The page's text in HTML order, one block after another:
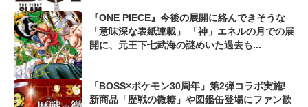
『ONE PIECE』今後の展開に絡んできそうな
「意味深な表紙連載」 「神」エネルの月での展
開に、元王下七武海の謎めいた過去も...
「BOSS×ポケモン30周年」第2弾コラボ実施!
新商品「歴戦の微糖」や図鑑缶登場にファン歓